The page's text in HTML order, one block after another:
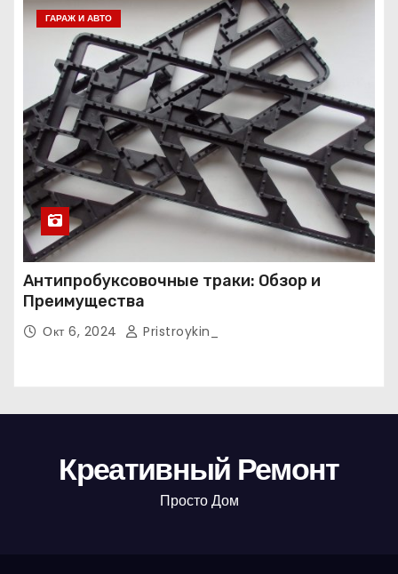
ГАРАЖ И АВТО
Антипробуксовочные траки: Обзор и
Преимущества
Окт 6, 2024 Pristroykin_
Креативный Ремонт
Просто Дом